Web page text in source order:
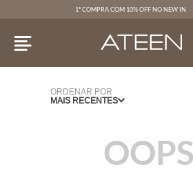
1ª COMPRA COM 10% OFF NO NEW IN
ORDENAR POR
MAIS RECENTES